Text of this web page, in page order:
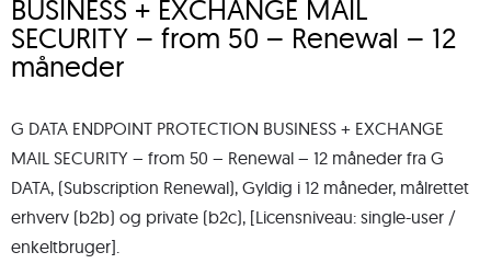
BUSINESS + EXCHANGE MAIL
SECURITY – from 50 – Renewal – 12
måneder
G DATA ENDPOINT PROTECTION BUSINESS + EXCHANGE
MAIL SECURITY – from 50 – Renewal – 12 måneder fra G
DATA, (Subscription Renewal), Gyldig i 12 måneder, målrettet
erhverv (b2b) og private (b2c), [Licensniveau: single-user /
enkeltbruger].